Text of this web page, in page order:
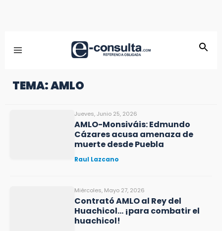
TEMA: AMLO
Jueves, Junio 25, 2026
AMLO-Monsiváis: Edmundo
Cázares acusa amenaza de
muerte desde Puebla
Raul Lazcano
Miércoles, Mayo 27, 2026
Contrató AMLO al Rey del
Huachicol… ¡para combatir el
huachicol!